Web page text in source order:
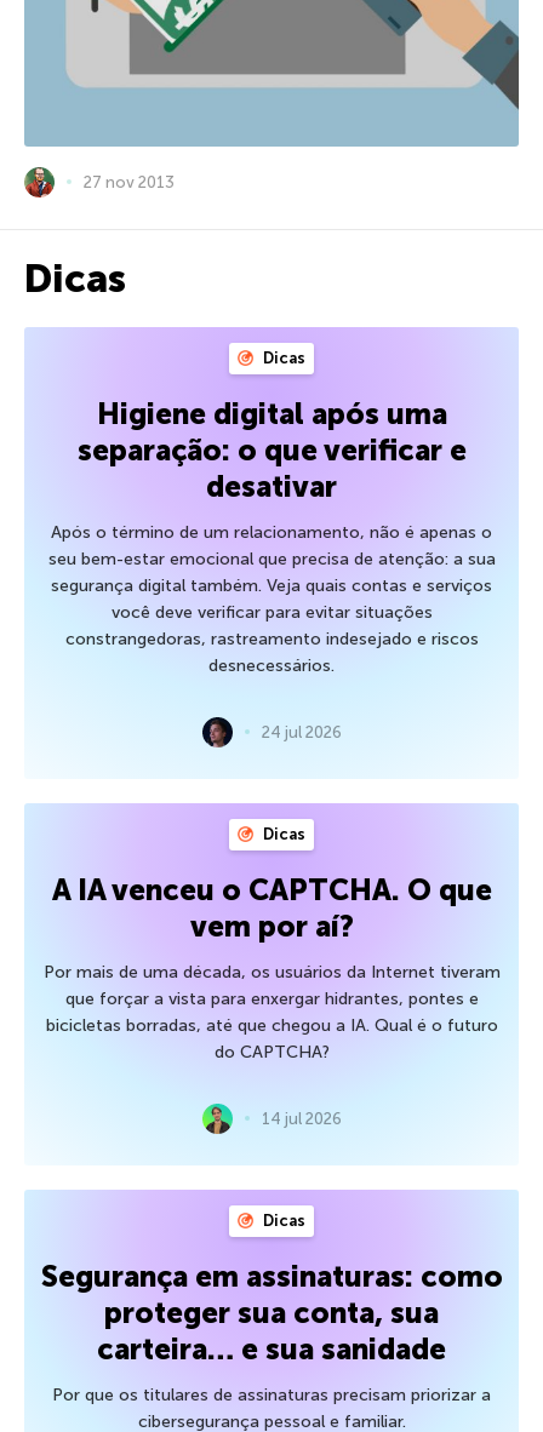
27 nov 2013
Dicas
Dicas
Higiene digital após uma
separação: o que verificar e
desativar
Após o término de um relacionamento, não é apenas o
seu bem-estar emocional que precisa de atenção: a sua
segurança digital também. Veja quais contas e serviços
você deve verificar para evitar situações
constrangedoras, rastreamento indesejado e riscos
desnecessários.
24 jul 2026
Dicas
A IA venceu o CAPTCHA. O que
vem por aí?
Por mais de uma década, os usuários da Internet tiveram
que forçar a vista para enxergar hidrantes, pontes e
bicicletas borradas, até que chegou a IA. Qual é o futuro
do CAPTCHA?
14 jul 2026
Dicas
Segurança em assinaturas: como
proteger sua conta, sua
carteira… e sua sanidade
Por que os titulares de assinaturas precisam priorizar a
cibersegurança pessoal e familiar.